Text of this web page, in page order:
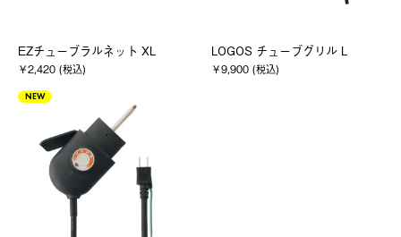
EZチューブラルネット XL
￥2,420 (税込)
LOGOS チューブグリル L
￥9,900 (税込)
NEW